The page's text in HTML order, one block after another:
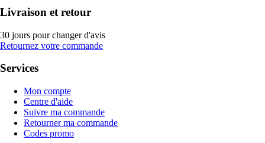
Livraison et retour
30 jours pour changer d'avis
Retournez votre commande
Services
Mon compte
Centre d'aide
Suivre ma commande
Retourner ma commande
Codes promo